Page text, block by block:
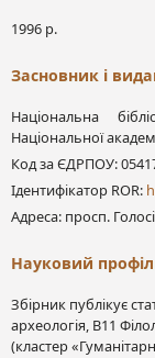
1996 р.
Засновник і
Національна
Національної
Код за ЄДРПОУ:
Ідентифікатор ROR:
Адреса: просп.
Науковий
Збірник публікує
археологія, В11
(кластер